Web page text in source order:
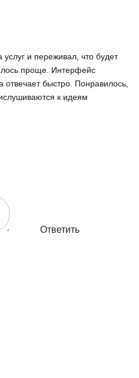
услуг и переживал, что будет
проще. Интерфейс
отвечает быстро. Понравилось,
к идеям
Ответить